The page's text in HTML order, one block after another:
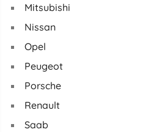
Mitsubishi
Nissan
Opel
Peugeot
Porsche
Renault
Saab